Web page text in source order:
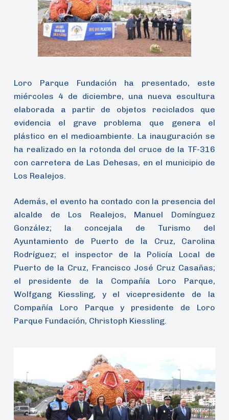
Loro Parque Fundación ha presentado, este
miércoles 4 de diciembre, una nueva escultura
elaborada a partir de objetos reciclados que
evidencia el grave problema que genera el
plástico en el medioambiente. La inauguración se
ha realizado en la rotonda del cruce de la TF-316
con carretera de Las Dehesas, en el municipio de
Los Realejos.
Además, el evento ha contado con la presencia del
alcalde de Los Realejos, Manuel Domínguez
González; la concejala de Turismo del
Ayuntamiento de Puerto de la Cruz, Carolina
Rodríguez; el inspector de la Policía Local de
Puerto de la Cruz, Francisco José Cruz Casañas;
el presidente de la Compañía Loro Parque,
Wolfgang Kiessling, y el vicepresidente de la
Compañía Loro Parque y presidente de Loro
Parque Fundación, Christoph Kiessling.